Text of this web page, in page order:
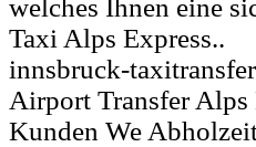
welches Ihnen eine
Taxi Alps Express..
innsbruck-
Airport Transfer Alps
Kunden We